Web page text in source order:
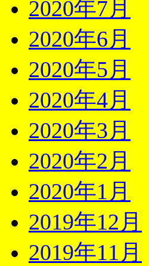
2020年7月
2020年6月
2020年5月
2020年4月
2020年3月
2020年2月
2020年1月
2019年12月
2019年11月